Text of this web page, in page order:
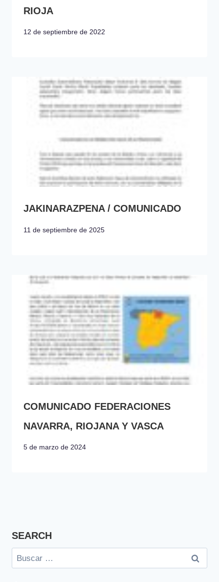
RIOJA
12 de septiembre de 2022
JAKINARAZPENA / COMUNICADO
11 de septiembre de 2025
COMUNICADO FEDERACIONES
NAVARRA, RIOJANA Y VASCA
5 de marzo de 2024
SEARCH
Buscar: